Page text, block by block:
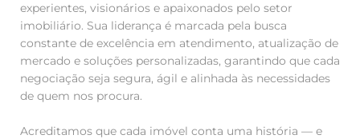
experientes, visionários e apaixonados pelo setor
imobiliário. Sua liderança é marcada pela busca
constante de excelência em atendimento, atualização de
mercado e soluções personalizadas, garantindo que cada
negociação seja segura, ágil e alinhada às necessidades
de quem nos procura.
Acreditamos que cada imóvel conta uma história — e